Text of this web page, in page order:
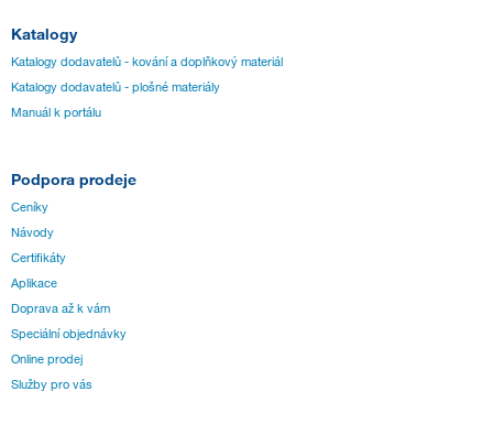
Katalogy
Katalogy dodavatelů - kování a doplňkový materiál
Katalogy dodavatelů - plošné materiály
Manuál k portálu
Podpora prodeje
Ceníky
Návody
Certifikáty
Aplikace
Doprava až k vám
Speciální objednávky
Online prodej
Služby pro vás